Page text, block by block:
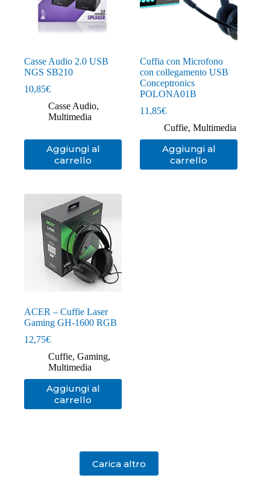
Casse Audio 2.0 USB
NGS SB210
10,85€
Casse Audio,
Multimedia
Aggiungi al
carrello
Cuffia con Microfono
con collegamento USB
Conceptronics
POLONA01B
11,85€
Cuffie,Multimedia
Aggiungi al
carrello
ACER – Cuffie Laser
Gaming GH-1600 RGB
12,75€
Cuffie, Gaming,
Multimedia
Aggiungi al
carrello
Carica altro